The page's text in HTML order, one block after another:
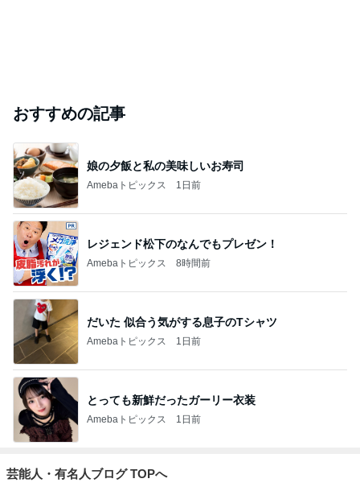
おすすめの記事
娘の夕飯と私の美味しいお寿司
Amebaトピックス 1日前
レジェンド松下のなんでもプレゼン！
Amebaトピックス 8時間前
だいた 似合う気がする息子のTシャツ
Amebaトピックス 1日前
とっても新鮮だったガーリー衣装
Amebaトピックス 1日前
芸能人・有名人ブログ TOPへ